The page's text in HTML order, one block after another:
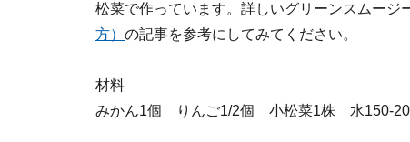
松菜で作っています。詳しいグリーンスムージ
方） の記事を参考にしてみてください。
材料
みかん1個 りんご1/2個 小松菜1株 水150-